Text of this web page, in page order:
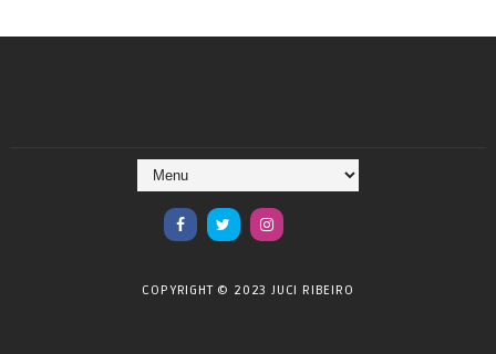
COPYRIGHT © 2023 JUCI RIBEIRO